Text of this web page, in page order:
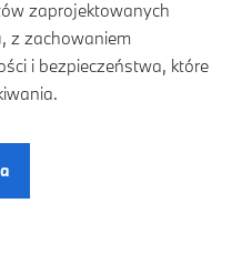
zaprojektowanych
z zachowaniem
i bezpieczeństwa, które